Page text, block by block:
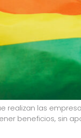
realizan las
beneficios, sin